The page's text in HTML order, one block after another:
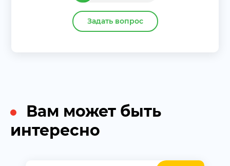
Задать вопрос
Вам может быть
интересно